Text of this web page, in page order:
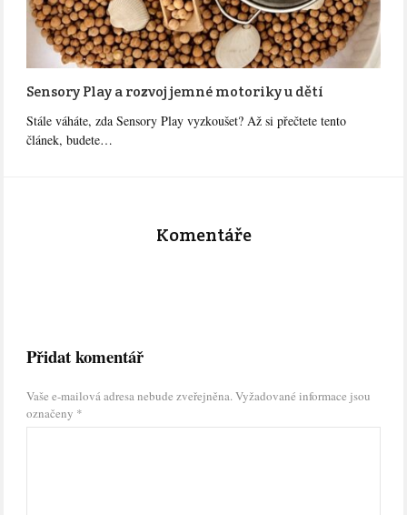
Sensory Play a rozvoj jemné motoriky u dětí
Stále váháte, zda Sensory Play vyzkoušet? Až si přečtete tento
článek, budete…
Komentáře
Přidat komentář
Vaše e-mailová adresa nebude zveřejněna.Vyžadované informace jsou
označeny *